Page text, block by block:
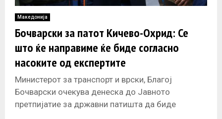
Македонија
Бочварски за патот Кичево-Охрид: Се
што ќе направиме ќе биде согласно
насоките од експертите
Министерот за транспорт и врски, Благој
Бочварски очекува денеска до Јавното
претпијатие за државни патишта да биде